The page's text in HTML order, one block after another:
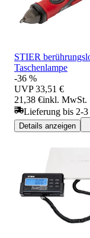
STIER
Taschenlampe
-36 %
UVP 33,51 €
21,38 €inkl. MwSt.
Lieferung bis 2-3
Details anzeigen